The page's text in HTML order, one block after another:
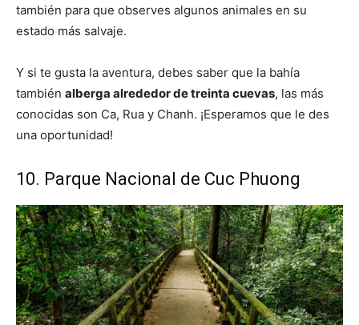
también para que observes algunos animales en su
estado más salvaje.
Y si te gusta la aventura, debes saber que la bahía
también alberga alrededor de treinta cuevas, las más
conocidas son Ca, Rua y Chanh. ¡Esperamos que le des
una oportunidad!
10. Parque Nacional de Cuc Phuong